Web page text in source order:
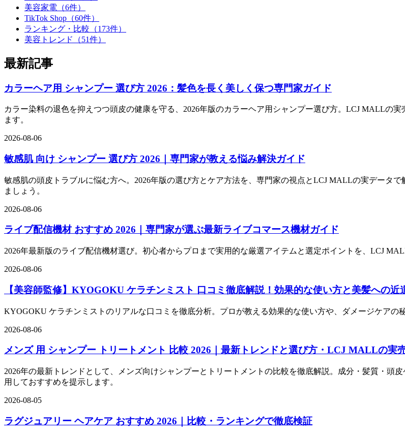
美容家電（6件）
TikTok Shop（60件）
ランキング・比較（173件）
美容トレンド（51件）
最新記事
カラーヘア用 シャンプー 選び方 2026：髪色を長く美しく保つ専門家ガイド
カラー染料の退色を抑えつつ頭皮の健康を守る、2026年版のカラーヘア用シャンプー選び方。LCJ MALLの
ます。
2026-08-06
敏感肌 向け シャンプー 選び方 2026｜専門家が教える悩み解決ガイド
敏感肌の頭皮トラブルに悩む方へ。2026年版の選び方とケア方法を、専門家の視点とLCJ MALLの実データ
ましょう。
2026-08-06
ライブ配信機材 おすすめ 2026｜専門家が選ぶ最新ライブコマース機材ガイド
2026年最新版のライブ配信機材選び。初心者からプロまで実用的な厳選アイテムと選定ポイントを、LCJ
2026-08-06
【美容師監修】KYOGOKU ケラチンミスト 口コミ徹底解説！効果的な使い方と美髪への近
KYOGOKU ケラチンミストのリアルな口コミを徹底分析。プロが教える効果的な使い方や、ダメージケアの
2026-08-06
メンズ 用 シャンプー トリートメント 比較 2026｜最新トレンドと選び方・LCJ MALLの実
2026年の最新トレンドとして、メンズ向けシャンプーとトリートメントの比較を徹底解説。成分・髪質・頭
用しておすすめを提示します。
2026-08-05
ラグジュアリー ヘアケア おすすめ 2026｜比較・ランキングで徹底検証